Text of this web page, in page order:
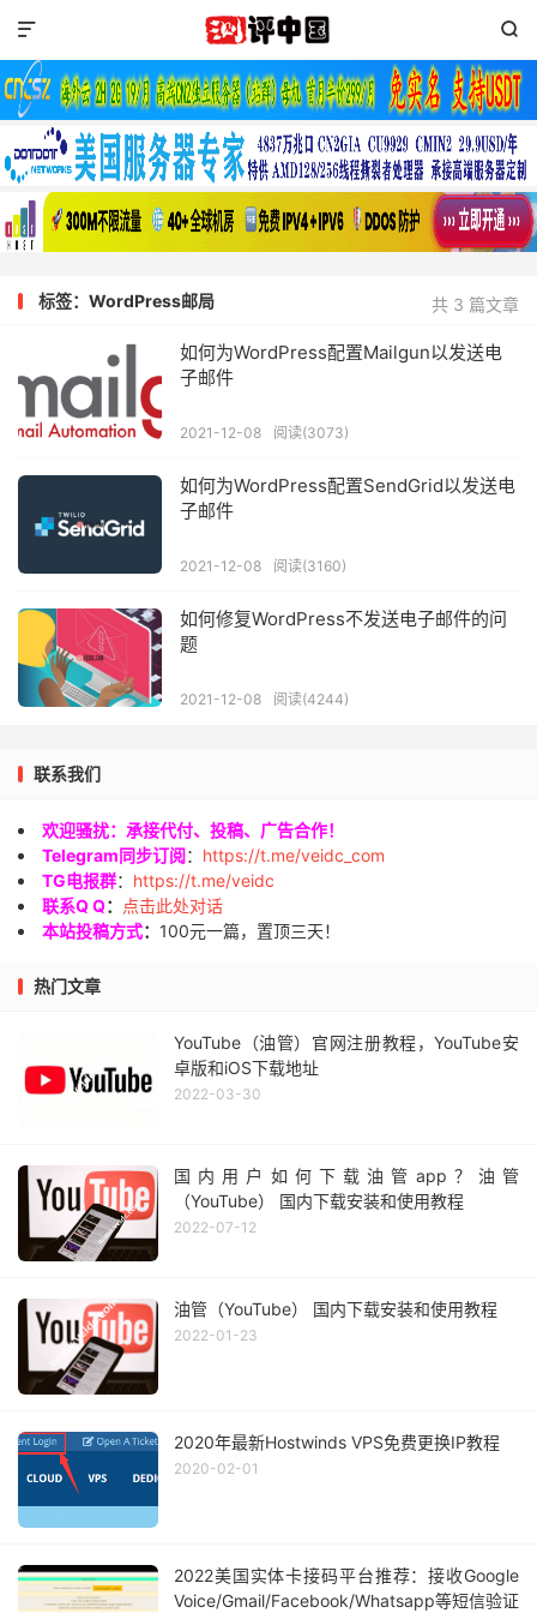


共 3 篇文章
标签：WordPress邮局
如何为WordPress配置Mailgun以发送电
子邮件
2021-12-08 阅读(3073)
如何为WordPress配置SendGrid以发送电
子邮件
2021-12-08 阅读(3160)
如何修复WordPress不发送电子邮件的问
题
2021-12-08 阅读(4244)
联系我们
欢迎骚扰：承接代付、投稿、广告合作！
Telegram同步订阅： https://t.me/veidc_com
TG电报群： https://t.me/veidc
联系Q Q：
点击此处对话
本站投稿方式： 100元一篇，置顶三天！
热门文章
YouTube（油管）官网注册教程，YouTube安
卓版和iOS下载地址
2022-03-30
国内用户如何下载油管app？油管
（YouTube） 国内下载安装和使用教程
2022-07-12
油管（YouTube） 国内下载安装和使用教程
2022-01-23
2020年最新Hostwinds VPS免费更换IP教程
2020-02-01
2022美国实体卡接码平台推荐：接收Google
Voice/Gmail/Facebook/Whatsapp等短信验证